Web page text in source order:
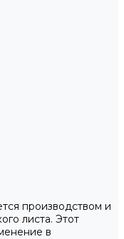
производством и
листа. Этот
в